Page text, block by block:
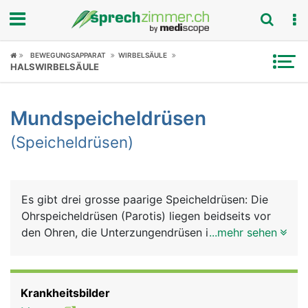
Fokus
Symptome
Untersuchungen
Ratgeber
BEWEGUNGSAPPARAT WIRBELSÄULE
HALSWIRBELSÄULE
Mundspeicheldrüsen
(Speicheldrüsen)
Es gibt drei grosse paarige Speicheldrüsen: Die
Ohrspeicheldrüsen (Parotis) liegen beidseits vor
den Ohren, die Unterzungendrüsen im Mundboden
produzieren mehrere kleine Speicheldrüsen, die im
...mehr sehen
Krankheitsbilder